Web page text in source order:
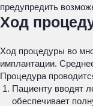
предупредить
Ход
Ход процедуры во
имплантации.
Процедура
Пациенту вводят
обеспечивает